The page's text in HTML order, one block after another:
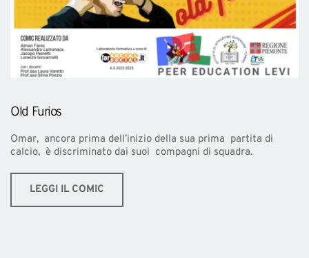
Old  Furios
Omar,  ancora prima dell’inizio della sua prima  partita di
calcio,  è discriminato dai suoi  compagni di squadra.
LEGGI IL COMIC